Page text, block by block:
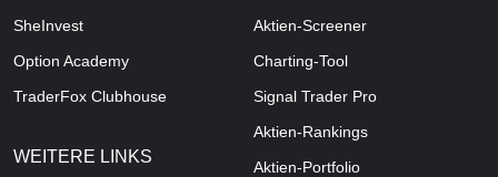
SheInvest
Option Academy
TraderFox Clubhouse
WEITERE LINKS
Aktien-Screener
Charting-Tool
Signal Trader Pro
Aktien-Rankings
Aktien-Portfolio